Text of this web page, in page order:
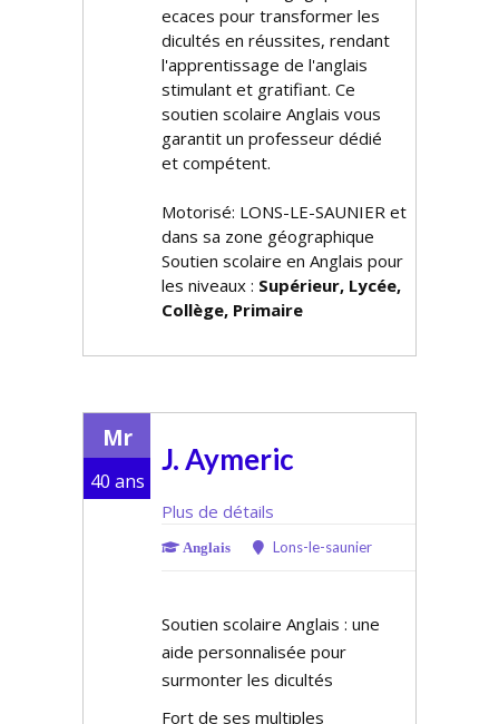
efficaces pour transformer les
difficultés en réussites, rendant
l'apprentissage de l'anglais
stimulant et gratifiant. Ce
soutien scolaire Anglais vous
garantit un professeur dédié
et compétent.
Motorisé: LONS-LE-SAUNIER et
dans sa zone géographique
Soutien scolaire en Anglais pour
les niveaux : Supérieur, Lycée,
Collège, Primaire
Mr
40 ans
J. Aymeric
Plus de détails
Anglais Lons-le-saunier
Soutien scolaire Anglais : une
aide personnalisée pour
surmonter les difficultés
Fort de ses multiples